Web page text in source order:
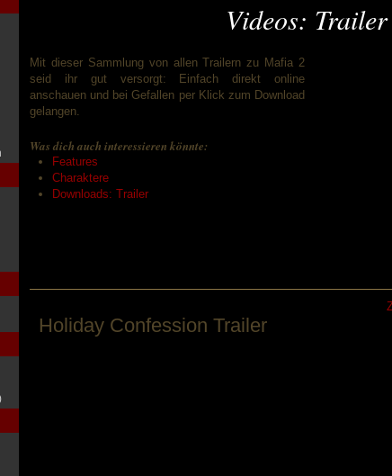
Videos: Trailer
Mit dieser Sammlung von allen Trailern zu Mafia 2
seid ihr gut versorgt: Einfach direkt online
anschauen und bei Gefallen per Klick zum Download
gelangen.
Was dich auch interessieren könnte:
Features
Charaktere
Downloads: Trailer
Holiday Confession Trailer